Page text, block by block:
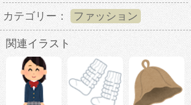
カテゴリー： ファッション
関連イラスト